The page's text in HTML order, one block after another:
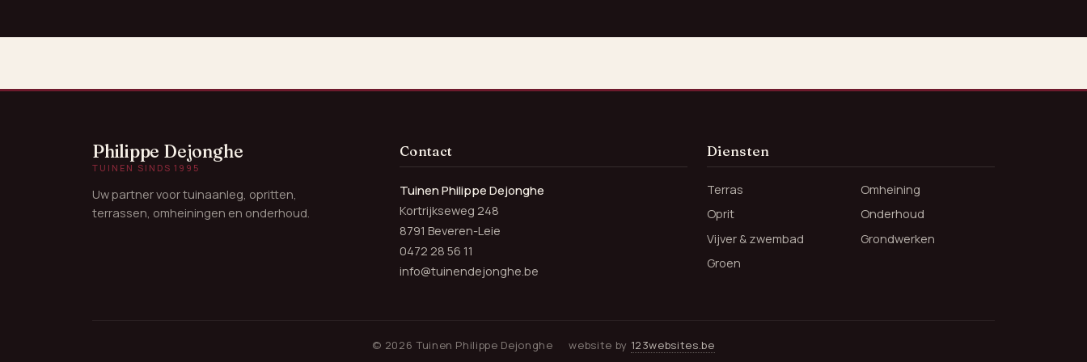
Philippe Dejonghe
TUINEN SINDS 1995
Uw partner voor tuinaanleg, opritten,
terrassen, omheiningen en onderhoud.
Contact
Tuinen Philippe Dejonghe
Kortrijkseweg 248
8791 Beveren-Leie
0472 28 56 11
info@tuinendejonghe.be
Diensten
Terras
Oprit
Vijver & zwembad
Groen
Omheining
Onderhoud
Grondwerken
© 2026 Tuinen Philippe Dejonghe website by 123websites.be